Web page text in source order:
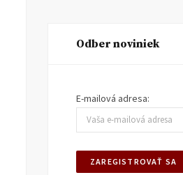
Odber noviniek
E-mailová adresa: